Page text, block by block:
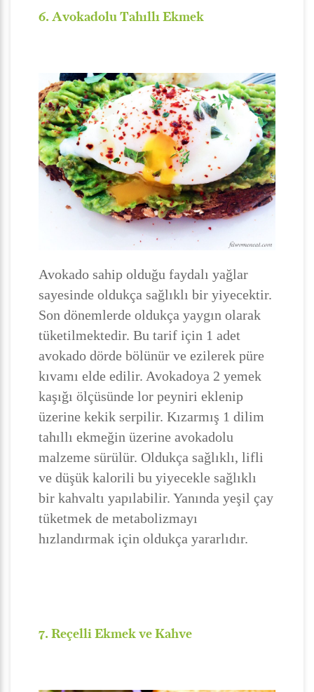
6. Avokadolu Tahıllı Ekmek
Avokado sahip olduğu faydalı yağlar
sayesinde oldukça sağlıklı bir yiyecektir.
Son dönemlerde oldukça yaygın olarak
tüketilmektedir. Bu tarif için 1 adet
avokado dörde bölünür ve ezilerek püre
kıvamı elde edilir. Avokadoya 2 yemek
kaşığı ölçüsünde lor peyniri eklenip
üzerine kekik serpilir. Kızarmış 1 dilim
tahıllı ekmeğin üzerine avokadolu
malzeme sürülür. Oldukça sağlıklı, lifli
ve düşük kalorili bu yiyecekle sağlıklı
bir kahvaltı yapılabilir. Yanında yeşil çay
tüketmek de metabolizmayı
hızlandırmak için oldukça yararlıdır.
7. Reçelli Ekmek ve Kahve